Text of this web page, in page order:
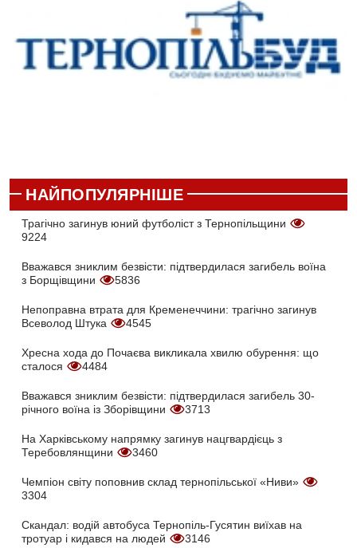
НАЙПОПУЛЯРНІШЕ
Трагічно загинув юний футболіст з Тернопільщини
9224
Вважався зниклим безвісти: підтвердилася загибель воїна
з Борщівщини
5836
Непоправна втрата для Кременеччини: трагічно загинув
Всеволод Штука
4545
Хресна хода до Почаєва викликала хвилю обурення: що
сталося
4484
Вважався зниклим безвісти: підтвердилася загибель 30-
річного воїна із Зборівщини
3713
На Харківському напрямку загинув нацгвардієць з
Теребовлянщини
3460
Чемпіон світу поповнив склад тернопільської «Ниви»
3304
Скандал: водій автобуса Тернопіль-Гусятин виїхав на
тротуар і кидався на людей
3146